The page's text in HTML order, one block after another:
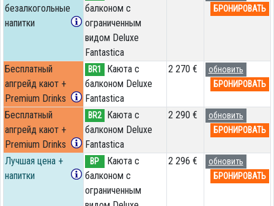
безалкогольные
напитки
балконом c
ограниченным
видом Deluxe
Fantastica
БРОНИРОВАТЬ
Бесплатный
апгрейд кают +
Premium Drinks
BR1
Каюта с
балконом Deluxe
Fantastica
2 270 €
обновить
БРОНИРОВАТЬ
Бесплатный
апгрейд кают +
Premium Drinks
BR2
Каюта с
балконом Deluxe
Fantastica
2 290 €
обновить
БРОНИРОВАТЬ
Лучшая цена +
напитки
BP
Каюта с
балконом c
ограниченным
2 296 €
обновить
БРОНИРОВАТЬ